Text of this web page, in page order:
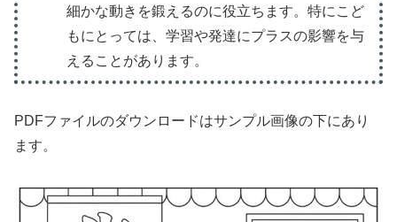
細かな動きを鍛えるのに役立ちます。特にこど
もにとっては、学習や発達にプラスの影響を与
えることがあります。
PDFファイルのダウンロードはサンプル画像の下にあり
ます。